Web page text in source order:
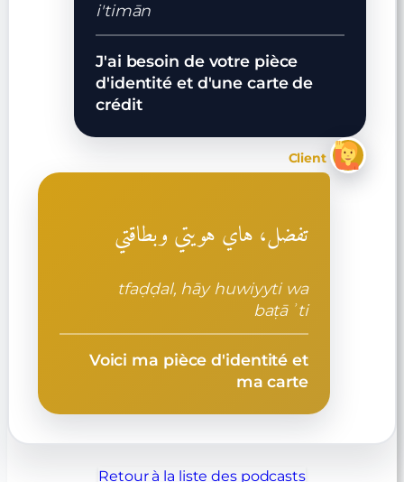
i'timān
J'ai besoin de votre pièce
d'identité et d'une carte de
crédit
Client
تفضل، هاي هويتي وبطاقتي
tfaḍḍal, hāy huwiyyti wa
baṭāʾti
Voici ma pièce d'identité et
ma carte
Retour à la liste des podcasts